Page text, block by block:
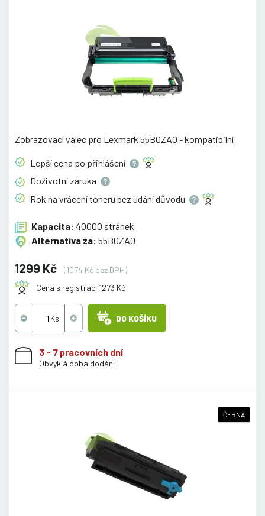
Zobrazovací válec pro Lexmark 55B0ZA0 - kompatibilní
Lepší cena po přihlášení
Doživotní záruka
Rok na vrácení toneru bez udánídůvodu
Kapacita: 40000 stránek
Alternativa za: 55B0ZA0
1299 Kč
(1074 Kč bez DPH)
Cena s registrací 1273 Kč
DO KOŠÍKU
3 - 7 pracovních dní
Obvyklá doba dodání
ČERNÁ